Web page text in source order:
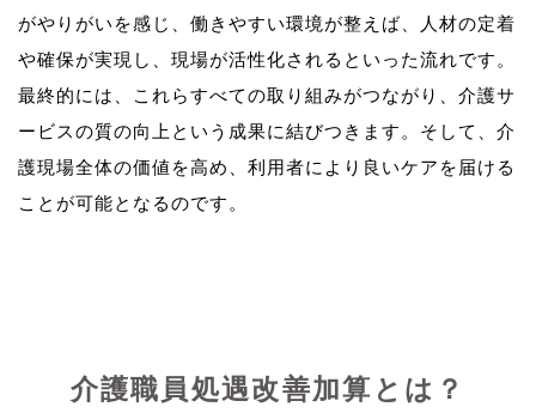
がやりがいを感じ、働きやすい環境が整えば、人材の定着
や確保が実現し、現場が活性化されるといった流れです。
最終的には、これらすべての取り組みがつながり、介護サ
ービスの質の向上という成果に結びつきます。そして、介
護現場全体の価値を高め、利用者により良いケアを届ける
介護職員処遇改善加算とは？